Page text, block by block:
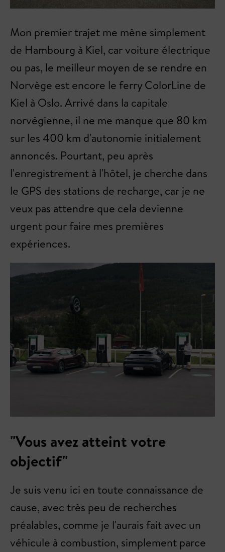
Mon premier trajet me mène simplement
de Hambourg à Kiel, car voiture électrique
ou pas, le meilleur moyen de se rendre en
Norvège est encore le ferry ColorLine de
Kiel à Oslo. Arrivé dans la capitale
norvégienne, il ne me manque que 80 km
sur les 400 km d'autonomie initialement
annoncés. Pourtant, peu après
l'enregistrement à l'hôtel, je cherche dans
le GPS des stations de recharge, car je ne
veux pas attendre que cela devienne
urgent pour faire mes premières
expériences.
"Vous avez atteint votre
objectif"
Je suis venu ici en toute connaissance de
cause, avec très peu de recherches
préalables, comme je l'aurais fait avec un
véhicule à combustion, simplement parce